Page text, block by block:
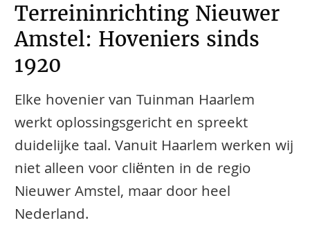
Terreininrichting Nieuwer
Amstel: Hoveniers sinds
1920
Elke hovenier van Tuinman Haarlem
werkt oplossingsgericht en spreekt
duidelijke taal. Vanuit Haarlem werken wij
niet alleen voor cliënten in de regio
Nieuwer Amstel, maar door heel
Nederland.